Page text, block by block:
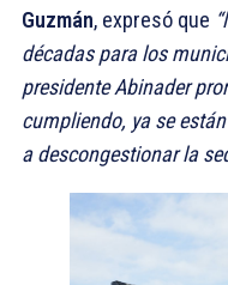
Guzmán, expresó que
décadas para los
presidente Abinader
cumpliendo, ya se
a descongestionar la